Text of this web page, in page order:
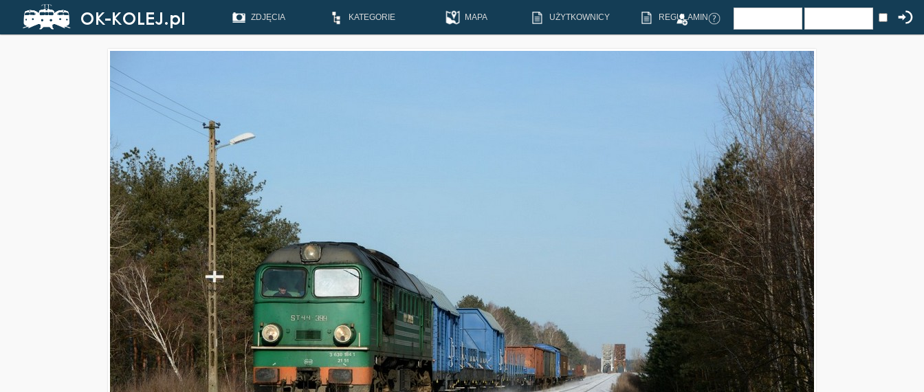
ZDJĘCIA KATEGORIE MAPA UŻYTKOWNICY REGULAMIN